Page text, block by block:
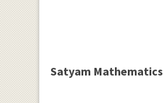
Satyam Mathematics